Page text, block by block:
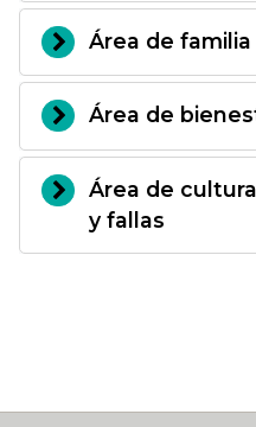
Área de
Área de
Área de
y fallas